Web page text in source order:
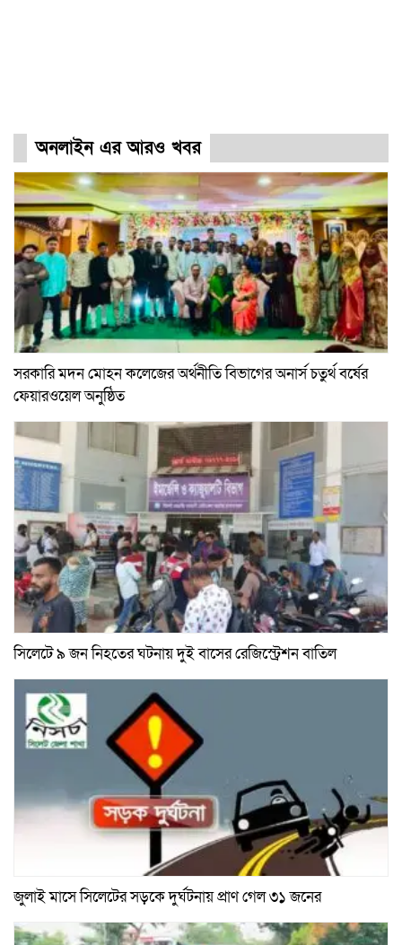
অনলাইন এর আরও খবর
সরকারি মদন মোহন কলেজের অর্থনীতি বিভাগের অনার্স চতুর্থ বর্ষের
ফেয়ারওয়েল অনুষ্ঠিত
সিলেটে ৯ জন নিহতের ঘটনায় দুই বাসের রেজিস্ট্রেশন বাতিল
জুলাই মাসে সিলেটের সড়কে দুর্ঘটনায় প্রাণ গেল ৩১ জনের